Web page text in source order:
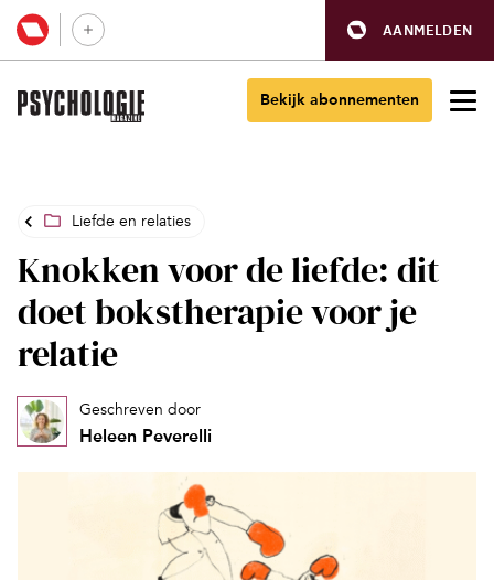
AANMELDEN
Bekijk abonnementen
Liefde en relaties
Knokken voor de liefde: dit
doet bokstherapie voor je
relatie
Geschreven door
Heleen Peverelli